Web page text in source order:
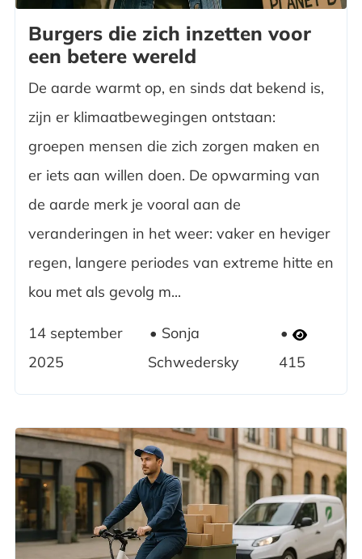
Burgers die zich inzetten voor
een betere wereld
De aarde warmt op, en sinds dat bekend is,
zijn er klimaatbewegingen ontstaan:
groepen mensen die zich zorgen maken en
er iets aan willen doen. De opwarming van
de aarde merk je vooral aan de
veranderingen in het weer: vaker en heviger
regen, langere periodes van extreme hitte en
kou met als gevolg m...
14 september
2025
Sonja
Schwedersky
415